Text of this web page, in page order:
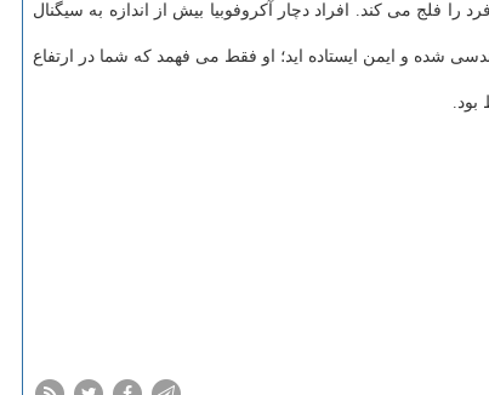
فلج می کند. افراد دچار آکروفوبیا بیش از اندازه به سیگنال
شده و ایمن ایستاده اید؛ او فقط می فهمد که شما در ارتفاع
بود.